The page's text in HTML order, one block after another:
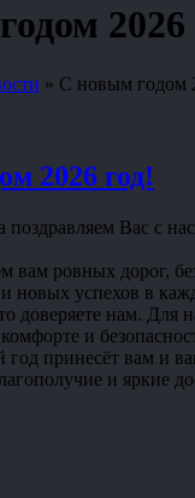
2026
» С новым годом
2026 год!
поздравляем Вас с
вам ровных дорог,
новых успехов в
доверяете нам. Для
и
год принесёт вам и
и яркие